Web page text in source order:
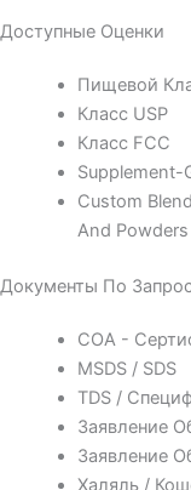
Доступные Оценки
Пищевой
Класс USP
Класс FCC
Supplement-
Custom
And Powders
Документы По
COA -
MSDS / SDS
TDS /
Заявление
Заявление
Халяль /